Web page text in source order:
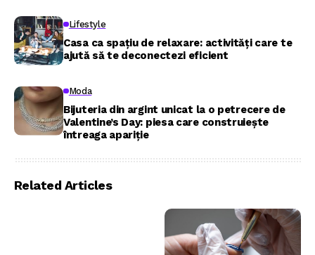
Lifestyle
Casa ca spațiu de relaxare: activități care te
ajută să te deconectezi eficient
Moda
Bijuteria din argint unicat la o petrecere de
Valentine’s Day: piesa care construiește
întreaga apariție
Related Articles